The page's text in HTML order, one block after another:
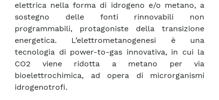
elettrica nella forma di idrogeno e/o metano, a
sostegno delle fonti rinnovabili non
programmabili, protagoniste della transizione
energetica. L’elettrometanogenesi è una
tecnologia di power-to-gas innovativa, in cui la
CO2 viene ridotta a metano per via
bioelettrochimica, ad opera di microrganismi
idrogenotrofi.